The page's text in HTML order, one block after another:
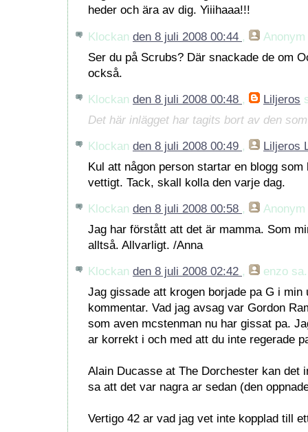
heder och ära av dig. Yiiihaaa!!!
Klockan den 8 juli 2008 00:44 , Anonym
Ser du på Scrubs? Där snackade de om
också.
Klockan den 8 juli 2008 00:48 , Liljeros
Det här inlägget har tagits bort av den
Klockan den 8 juli 2008 00:49 ,
Liljeros
Kul att någon person startar en blogg som
vettigt. Tack, skall kolla den varje dag.
Klockan den 8 juli 2008 00:58 , Anonym
Jag har förstått att det är mamma. Som
alltså. Allvarligt. /Anna
Klockan den 8 juli 2008 02:42 , enzo
Jag gissade att krogen borjade pa G i min
kommentar. Vad jag avsag var Gordon
som aven mcstenman nu har gissat pa.
ar korrekt i och med att du inte regerade
Alain Ducasse at The Dorchester kan det
sa att det var nagra ar sedan (den
Vertigo 42 ar vad jag vet inte kopplad till